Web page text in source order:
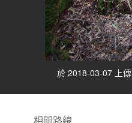
於 2018-03-07 上傳